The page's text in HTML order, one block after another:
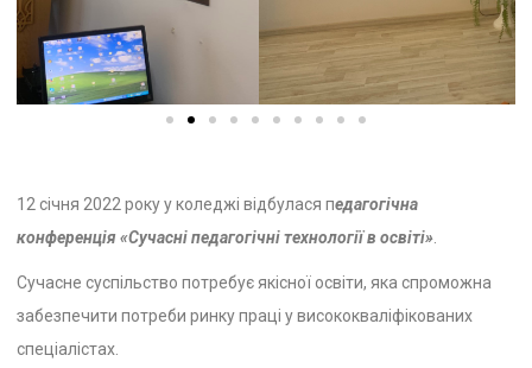
12 січня 2022 року у коледжі відбулася педагогічна
конференція«Сучасні педагогічні технології в освіті».
Сучасне суспільство потребує якісної освіти, яка спроможна
забезпечити потреби ринку праці у висококваліфікованих
спеціалістах.